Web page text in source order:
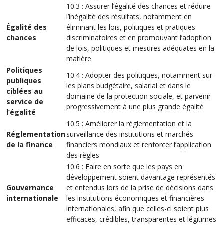
Égalité des
chances
10.3 : Assurer l’égalité des chances et réduire
l’inégalité des résultats, notamment en
éliminant les lois, politiques et pratiques
discriminatoires et en promouvant l’adoption
de lois, politiques et mesures adéquates en la
matière
Politiques
publiques
ciblées au
service de
l’égalité
10.4 : Adopter des politiques, notamment sur
les plans budgétaire, salarial et dans le
domaine de la protection sociale, et parvenir
progressivement à une plus grande égalité
Réglementation
de la finance
10.5 : Améliorer la réglementation et la
surveillance des institutions et marchés
financiers mondiaux et renforcer l’application
des règles
Gouvernance
internationale
10.6 : Faire en sorte que les pays en
développement soient davantage représentés
et entendus lors de la prise de décisions dans
les institutions économiques et financières
internationales, afin que celles-ci soient plus
efficaces, crédibles, transparentes et légitimes